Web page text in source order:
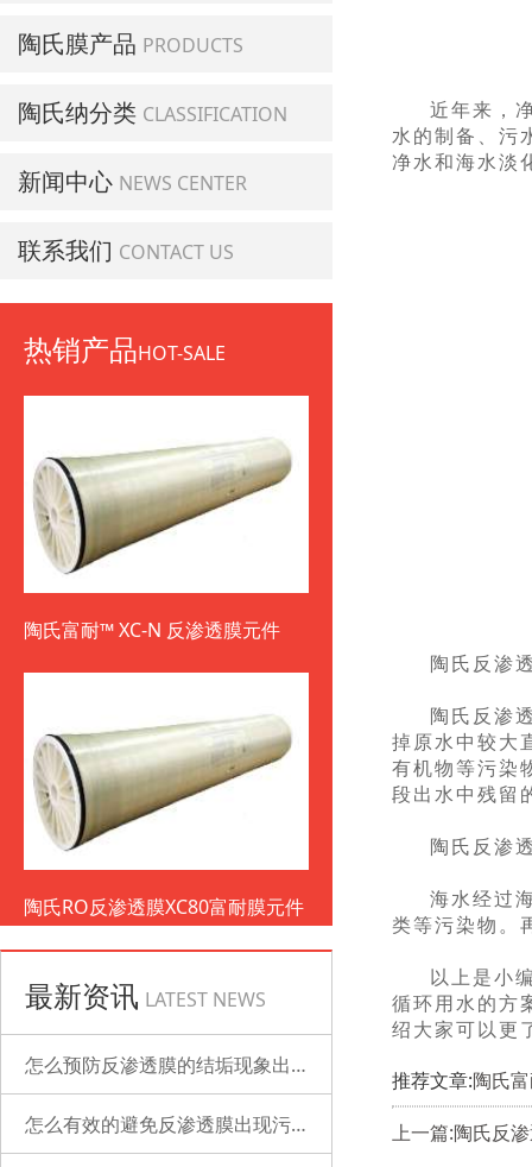
陶氏膜产品 PRODUCTS
陶氏纳分类 CLASSIFICATION
新闻中心 NEWS CENTER
联系我们 CONTACT US
热销产品HOT-SALE
陶氏富耐™ XC-N 反渗透膜元件
陶氏RO反渗透膜XC80富耐膜元件
最新资讯 LATEST NEWS
怎么预防反渗透膜的结垢现象出现？
怎么有效的避免反渗透膜出现污染？
近年来，
水的制备、污
净水和海水淡
陶氏反渗
陶氏反渗
掉原水中较大
有机物等污染
段出水中残留
陶氏反渗
海水经过
类等污染物。
以上是小
循环用水的方
绍大家可以更
推荐文章:陶氏
上一篇:陶氏反